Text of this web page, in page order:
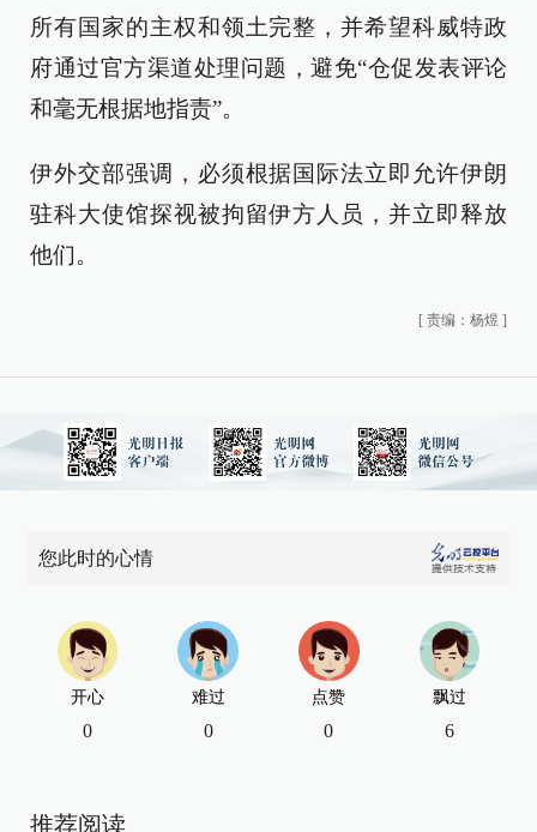
所有国家的主权和领土完整，并希望科威特政
府通过官方渠道处理问题，避免“仓促发表评论
和毫无根据地指责”。
伊外交部强调，必须根据国际法立即允许伊朗
驻科大使馆探视被拘留伊方人员，并立即释放
他们。
[ 责编：杨煜 ]
您此时的心情
开心
0
难过
0
点赞
0
飘过
6
推荐阅读